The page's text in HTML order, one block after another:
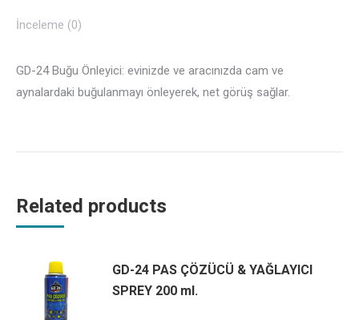
İnceleme (0)
GD-24 Buğu Önleyici: evinizde ve aracınızda cam ve
aynalardaki buğulanmayı önleyerek, net görüş sağlar.
Related products
GD-24 PAS ÇÖZÜCÜ & YAĞLAYICI
SPREY 200 ml.